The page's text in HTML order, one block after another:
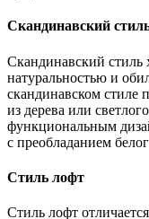
Скандинавский
Скандинавский стиль
натуральностью и
скандинавском стиле
из дерева или
функциональным
с преобладанием
Стиль лофт
Стиль лофт